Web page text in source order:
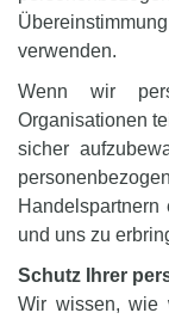
verwenden.
Wenn wir
Organisationen
sicher
und uns zu
Schutz Ihrer
Wir wissen, wie